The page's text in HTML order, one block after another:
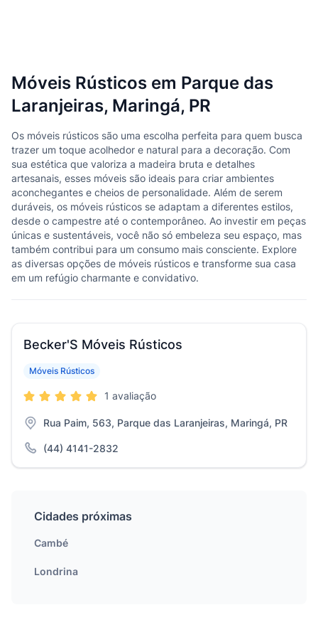
Móveis Rústicos em Parque das
Laranjeiras, Maringá, PR
Os móveis rústicos são uma escolha perfeita para quem busca
trazer um toque acolhedor e natural para a decoração. Com
sua estética que valoriza a madeira bruta e detalhes
artesanais, esses móveis são ideais para criar ambientes
aconchegantes e cheios de personalidade. Além de serem
duráveis, os móveis rústicos se adaptam a diferentes estilos,
desde o campestre até o contemporâneo. Ao investir em peças
únicas e sustentáveis, você não só embeleza seu espaço, mas
também contribui para um consumo mais consciente. Explore
as diversas opções de móveis rústicos e transforme sua casa
em um refúgio charmante e convidativo.
Becker'S Móveis Rústicos
Móveis Rústicos
1 avaliação
Rua Paim, 563, Parque das Laranjeiras, Maringá, PR
(44) 4141-2832
Cidades próximas
Cambé
Londrina